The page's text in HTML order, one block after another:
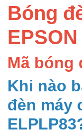
Bóng
Mã bóng
Khi nào
đèn máy